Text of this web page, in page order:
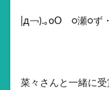
|д￢).｡oO ○瀬○ず
菜々さんと一緒に